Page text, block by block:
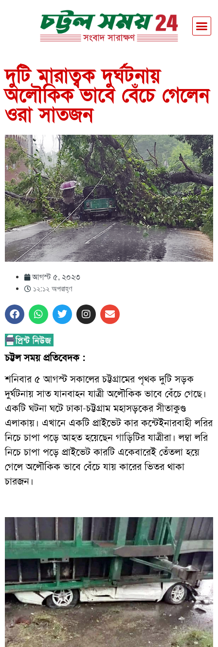
দুটি মারাত্বক দুর্ঘটনায়
অলৌকিক ভাবে বেঁচে গেলেন
ওরা সাতজন
আগস্ট ৫, ২০২৩
১২:১২ অপরাহ্ণ
চট্টল সময় প্রতিবেদক :
শনিবার ৫ আগস্ট সকালের চট্টগ্রামের পৃথক দুটি সড়ক
দুর্ঘটনায় সাত যানবাহন যাত্রী অলৌকিক ভাবে বেঁচে গেছে।
একটি ঘটনা ঘটে ঢাকা-চট্টগ্রাম মহাসড়কের সীতাকুণ্ড
এলাকায়। এখানে একটি প্রাইভেট কার কন্টেইনারবাহী লরির
নিচে চাপা পড়ে আহত হয়েছেন গাড়িটির যাত্রীরা। লম্বা লরি
নিচে চাপা পড়ে প্রাইভেট কারটি একেবারেই তেঁতলা হয়ে
গেলে অলৌকিক ভাবে বেঁচে যায় কারের ভিতর থাকা
চারজন।